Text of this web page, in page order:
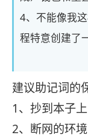
4、不能像我
程特意创建了
建议助记词的
1、抄到本子
2、断网的环